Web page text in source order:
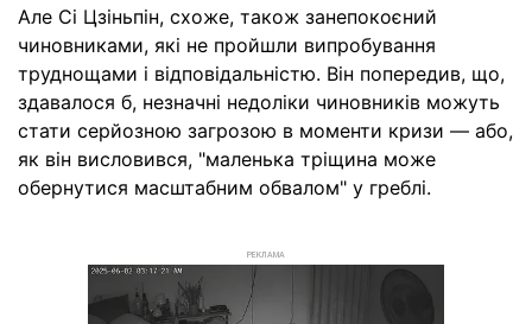
Але Сі Цзіньпін, схоже, також занепокоєний
чиновниками, які не пройшли випробування
труднощами і відповідальністю. Він попередив, що,
здавалося б, незначні недоліки чиновників можуть
стати серйозною загрозою в моменти кризи — або,
як він висловився, "маленька тріщина може
обернутися масштабним обвалом" у греблі.
РЕКЛАМА